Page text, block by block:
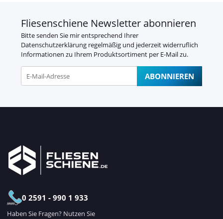
Fliesenschiene Newsletter abonnieren
Bitte senden Sie mir entsprechend Ihrer
Datenschutzerklärung regelmäßig und jederzeit widerruflich
Informationen zu Ihrem Produktsortiment per E-Mail zu.
ABONNIEREN
0 2591 - 990 1 933
Haben Sie Fragen? Nutzen Sie